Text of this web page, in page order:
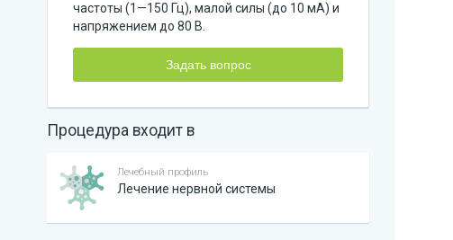
частоты (1—150 Гц), малой силы (до 10 мА) и
напряжением до 80 В.
Задать вопрос
Процедура входит в
Лечебный профиль
Лечение нервной системы